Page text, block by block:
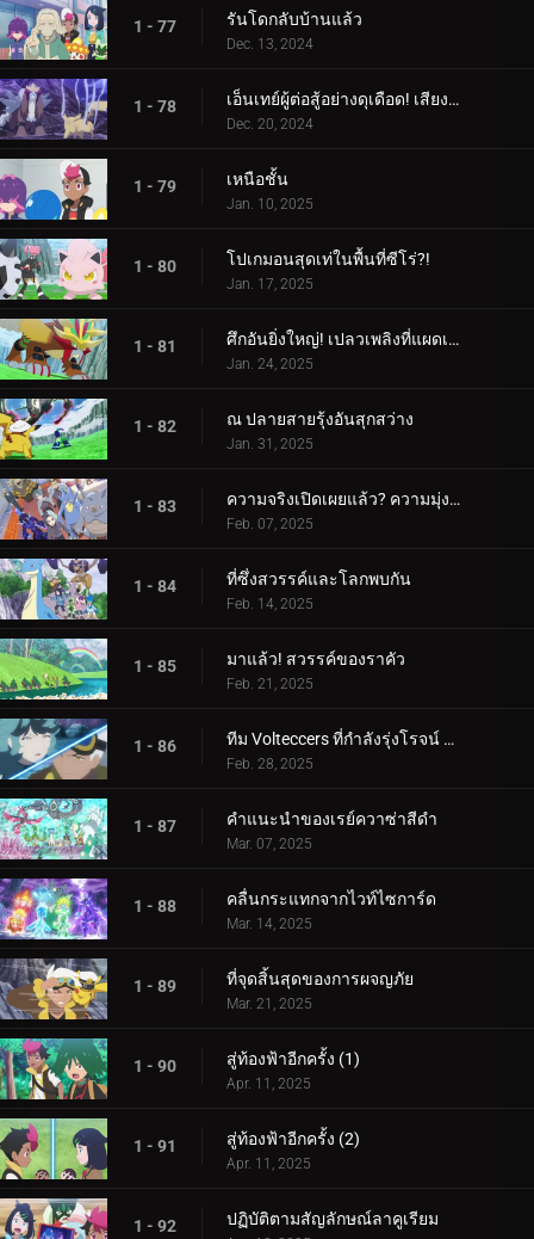
1 - 77 รันโดกลับบ้านแล้ว
Dec. 13, 2024
1 - 78 เอ็นเทย์ผู้ต่อสู้อย่างดุเดือด! เสียงร้องแห่งเปลวเพลิง!!!
Dec. 20, 2024
1 - 79 เหนือชั้น
Jan. 10, 2025
1 - 80 โปเกมอนสุดเท่ในพื้นที่ซีโร่?!
Jan. 17, 2025
1 - 81 ศึกอันยิ่งใหญ่! เปลวเพลิงที่แผดเผาโลก
Jan. 24, 2025
1 - 82 ณ ปลายสายรุ้งอันสุกสว่าง
Jan. 31, 2025
1 - 83 ความจริงเปิดเผยแล้ว? ความมุ่งมั่นของอเมทิโอ
Feb. 07, 2025
1 - 84 ที่ซึ่งสวรรค์และโลกพบกัน
Feb. 14, 2025
1 - 85 มาแล้ว! สวรรค์ของราคัว
Feb. 21, 2025
1 - 86 ทีม Volteccers ที่กำลังรุ่งโรจน์ ปะทะ ทีม Explorers!
Feb. 28, 2025
1 - 87 คำแนะนำของเรย์ควาซ่าสีดำ
Mar. 07, 2025
1 - 88 คลื่นกระแทกจากไวท์ไซการ์ด
Mar. 14, 2025
1 - 89 ที่จุดสิ้นสุดของการผจญภัย
Mar. 21, 2025
1 - 90 สู่ท้องฟ้าอีกครั้ง (1)
Apr. 11, 2025
1 - 91 สู่ท้องฟ้าอีกครั้ง (2)
Apr. 11, 2025
1 - 92 ปฏิบัติตามสัญลักษณ์ลาคูเรียม